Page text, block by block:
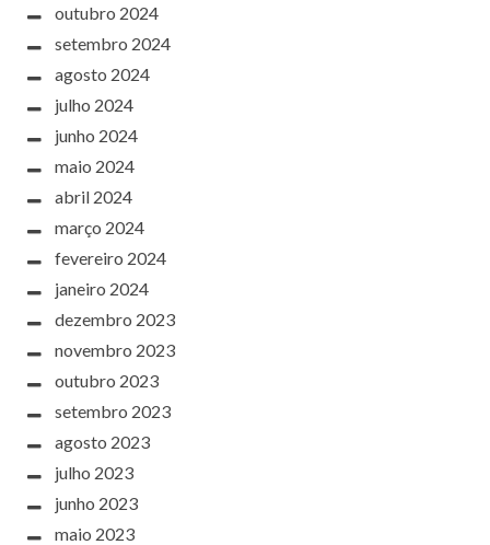
outubro 2024
setembro 2024
agosto 2024
julho 2024
junho 2024
maio 2024
abril 2024
março 2024
fevereiro 2024
janeiro 2024
dezembro 2023
novembro 2023
outubro 2023
setembro 2023
agosto 2023
julho 2023
junho 2023
maio 2023